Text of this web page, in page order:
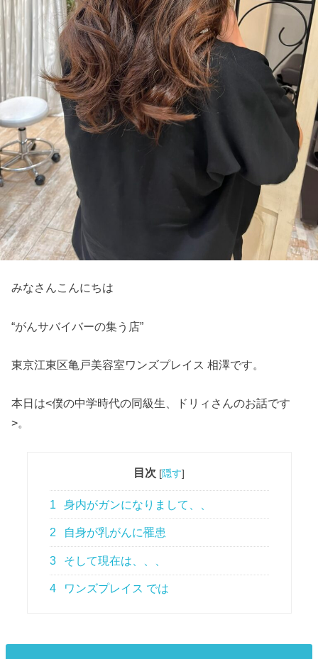
みなさんこんにちは
“がんサバイバーの集う店”
東京江東区亀戸美容室ワンズプレイス 相澤です。
本日は<僕の中学時代の同級生、ドリィさんのお話です
>。
目次 [隠す]
1 身内がガンになりまして、、
2 自身が乳がんに罹患
3 そして現在は、、、
4 ワンズプレイス では